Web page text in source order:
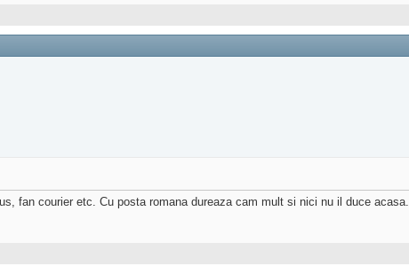
fan courier etc. Cu posta romana dureaza cam mult si nici nu il duce acasa.